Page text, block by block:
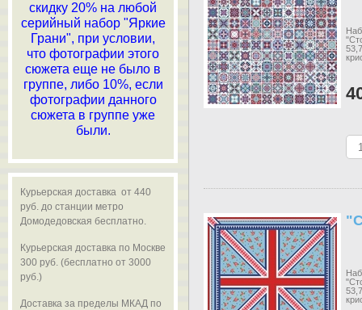
скидку 20% на любой
серийный набор "Яркие
Грани", при условии,
что фотографии этого
сюжета еще не было в
группе, либо 10%, если
фотографии данного
сюжета в группе уже
были.
Курьерская доставка от 440
руб. до станции метро
Домодедовская бесплатно.
Курьерская доставка по Москве
300 руб. (бесплатно от 3000
руб.)
Доставка за пределы МКАД по